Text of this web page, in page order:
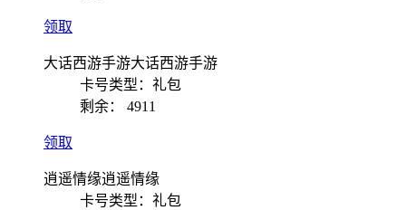
领取
大话西游手游大话西游手游
卡号类型：礼包
剩余：
4911
领取
逍遥情缘逍遥情缘
卡号类型：礼包